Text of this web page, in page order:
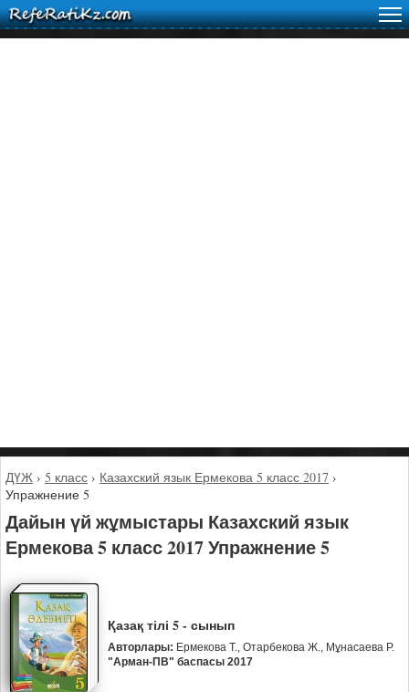
ДҮЖ › 5 класс › Казахский язык Ермекова 5 класс 2017 ›
Упражнение 5
Дайын үй жұмыстары Казахский язык
Ермекова 5 класс 2017 Упражнение 5
Қазақ тілі 5 - сынып
Авторлары: Ермекова Т., Отарбекова Ж., Мұнасаева Р.
"Арман-ПВ" баспасы 2017